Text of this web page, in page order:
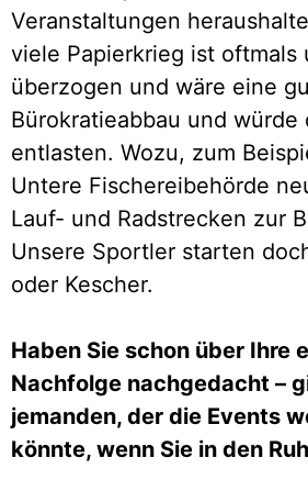
Veranstaltungen
viele Papierkrieg ist oftmals
überzogen und wäre eine
Bürokratieabbau und würde
entlasten. Wozu, zum
Untere Fischereibehörde
Lauf- und Radstrecken zur
Unsere Sportler starten
oder Kescher.
Haben Sie schon über Ihre
Nachfolge nachgedacht –
jemanden, der die Events
könnte, wenn Sie in den